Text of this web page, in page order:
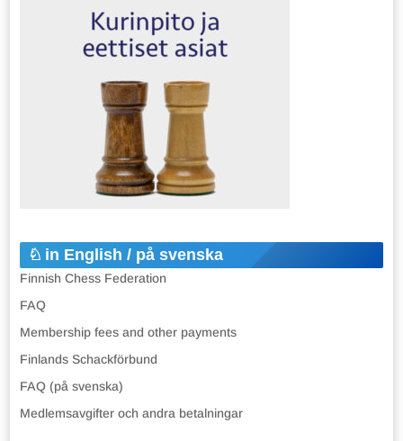
in English / på svenska
Finnish Chess Federation
FAQ
Membership fees and other payments
Finlands Schackförbund
FAQ (på svenska)
Medlemsavgifter och andra betalningar